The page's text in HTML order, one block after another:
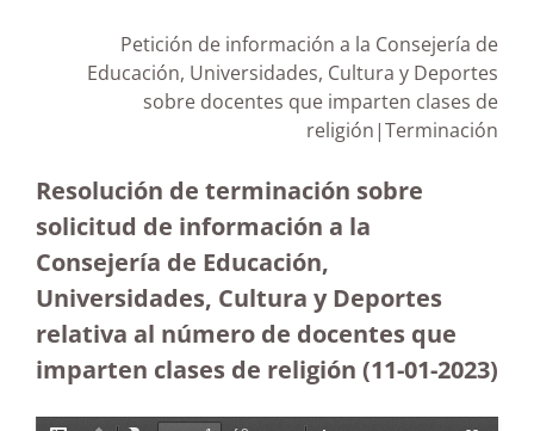
Petición de información a la Consejería de
Educación, Universidades, Cultura y Deportes
sobre docentes que imparten clases de
religión|Terminación
Resolución de terminación sobre
solicitud de información a la
Consejería de Educación,
Universidades, Cultura y Deportes
relativa al número de docentes que
imparten clases de religión (11-01-2023)